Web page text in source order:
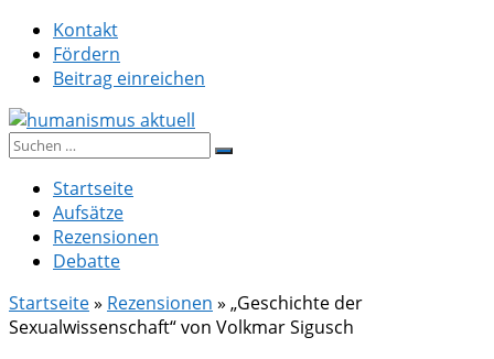
Zum
Inhalt
springen
Kontakt
Fördern
Beitrag einreichen
humanismus aktuell
Suche
Startseite
Aufsätze
Rezensionen
Debatte
Startseite» Rezensionen » „Geschichte der
Sexualwissenschaft“ von Volkmar Sigusch